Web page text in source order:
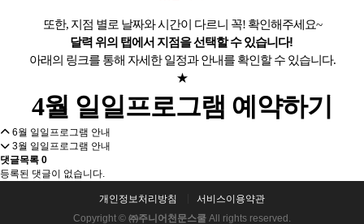
또한, 지점 별로 날짜와 시간이 다르니 꼭! 확인해주세요~
달력 위의 탭에서 지점을 선택할 수 있습니다!
아래의 링크를 통해 자세한 일정과 안내를 확인할 수 있습니다.
★
4월 일일프로그램 예약하기
6월 일일프로그램 안내
3월 일일프로그램 안내
댓글목록 0
등록된 댓글이 없습니다.
개인정보처리방침
서비스이용약관
Copyright © ㈜주니어천문스쿨 All rights reserved.